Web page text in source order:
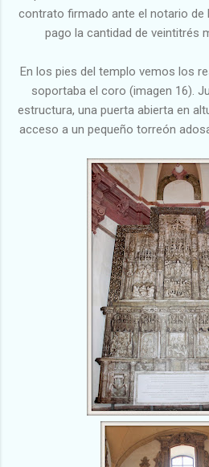
contrato firmado ante el notario de
pago la cantidad de veintitrés
En los pies del templo vemos los
soportaba el coro (imagen 16).
estructura, una puerta abierta en
acceso a un pequeño torreón